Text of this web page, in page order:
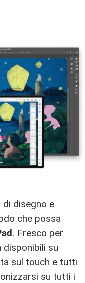
di disegno e
che possa
. Fresco per
disponibili su
sul touch e tutti
su tutti i